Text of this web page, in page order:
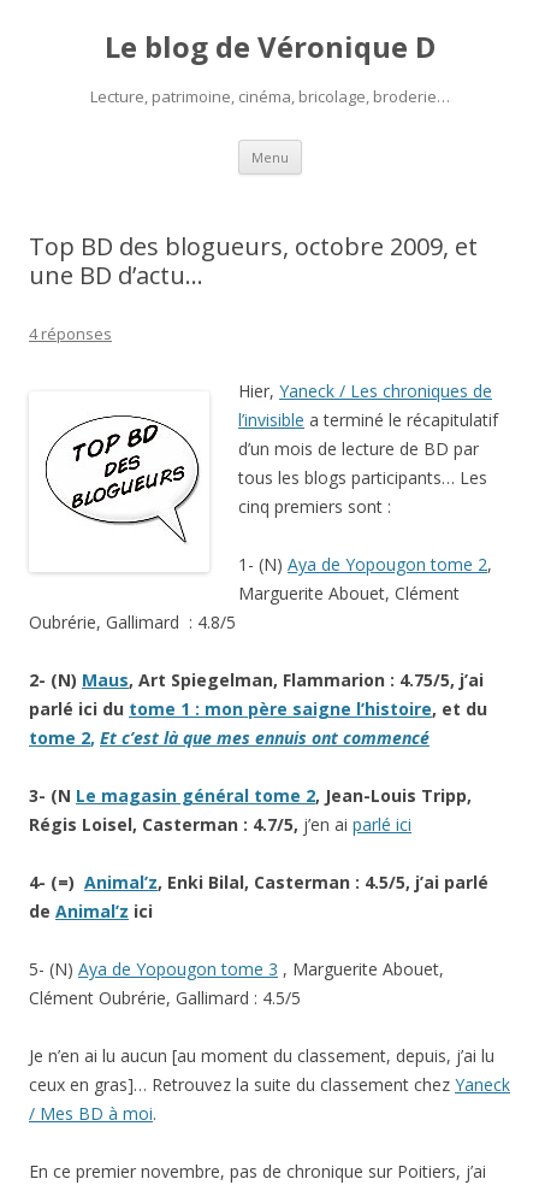
Le blog de Véronique D
Lecture, patrimoine, cinéma, bricolage, broderie…
Menu Aller
contenu
Top BD des blogueurs, octobre 2009, et
une BD d’actu…
4 réponses
Hier, Yaneck / Les chroniques de
l’invisible a terminé le récapitulatif
d’un mois de lecture de BD par
tous les blogs participants… Les
cinq premiers sont :
1- (N) Aya de Yopougon tome 2,
Marguerite Abouet, Clément
Oubrérie, Gallimard : 4.8/5
2- (N) Maus, Art Spiegelman, Flammarion : 4.75/5, j’ai
parlé ici du tome 1 : mon père saigne l’histoire, et du
tome 2, Et c’est là que mes ennuis ont commencé
3- (N Le magasin général tome 2, Jean-Louis Tripp,
Régis Loisel, Casterman : 4.7/5, j’en ai parlé ici
4- (=) Animal’z, Enki Bilal, Casterman : 4.5/5, j’ai parlé
de Animal’z ici
5- (N) Aya de Yopougon tome 3 , Marguerite Abouet,
Clément Oubrérie, Gallimard : 4.5/5
Je n’en ai lu aucun [au moment du classement, depuis, j’ai lu
ceux en gras]… Retrouvez la suite du classement chez Yaneck
/ Mes BD à moi.
En ce premier novembre, pas de chronique sur Poitiers, j’ai